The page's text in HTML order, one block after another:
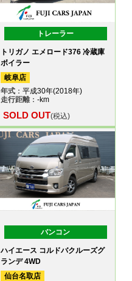
トレーラー
トリガノ エメロード376 冷蔵庫
ボイラー
岐阜店
年式：平成30年(2018年)
走行距離：-km
SOLD OUT(税込)
バンコン
ハイエース コルドバクルーズグ
ランデ 4WD
仙台名取店